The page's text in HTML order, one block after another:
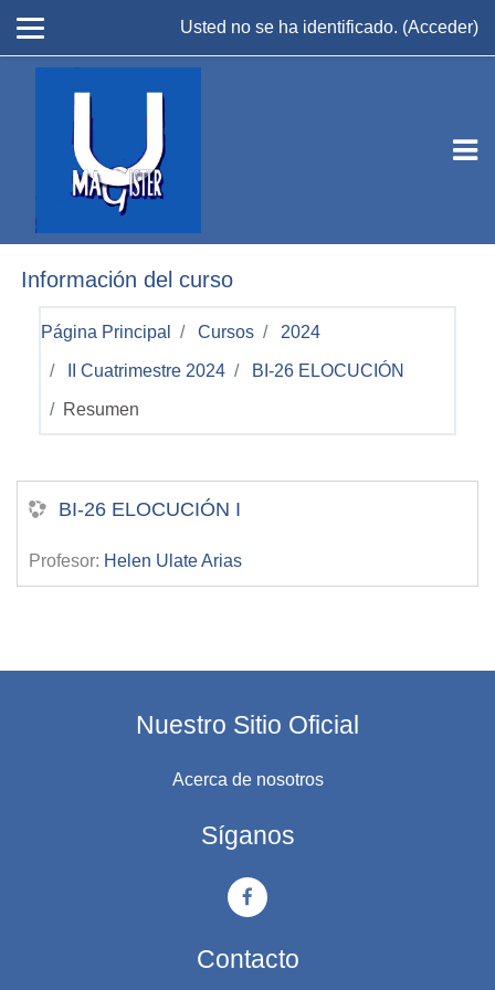
Usted no se ha identificado. (Acceder)
Información del curso
Página Principal Cursos 2024
II Cuatrimestre 2024 BI-26 ELOCUCIÓN
Resumen
BI-26 ELOCUCIÓN I
Profesor: Helen Ulate Arias
Nuestro Sitio Oficial
Acerca de nosotros
Síganos
Contacto